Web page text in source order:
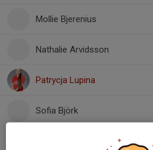
Mollie Bjerenius
Nathalie Arvidsson
Patrycja Lupina
Sofia Björk
9. Stina Gegerfelt Rudhager